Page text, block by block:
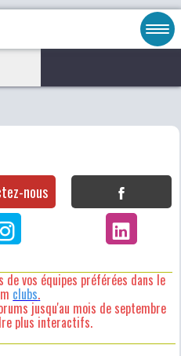
nous
vos équipes préférées dans le
clubs.
jusqu'au mois de septembre
plus interactifs.